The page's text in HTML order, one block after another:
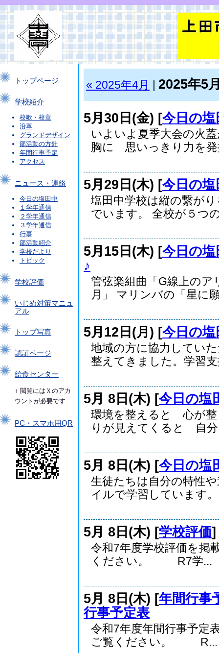
トップページ
学校紹介
校歌・校章
沿革
グランドデザイン
部活動の方針
年間行事予定
アクセス
ニュース・連絡
今日の塩田中
１学年通信
２学年通信
３学年通信
行事
部活動紹介
学校だより
トピック
学校評価
いじめ対策マニュ
アル
トップ写真
認証ページ
給食センター
↑ 閲覧にはＸのアカ
ウントが必要です
PC・スマホ用QR
« 2025年4月 2025年5
5月30日(金) [今日の塩
いよいよ夏季大会の火
胸に 思いっきり力を発
5月29日(木) [今日の塩
塩田中学校は縦の繋が
でいます。 全校が５つ
5月15日(木) [今日の塩
♪
管弦楽組曲「G線上の
月」 マリンバの「星に
5月12日(月) [今日の塩
地域の方に協力してい
整えてきました。学習
5月 8日(木) [今日の塩
環境を整えると 心が
りが見えてくると 自
5月 8日(木) [今日の塩
生徒たちは自分の特性
イルで学習しています
5月 8日(木) [学校評価
令和7年度学校評価を掲
ください。 R7学...
5月 8日(木) [年間行事
行事予定表
令和7年度年間行事予定
ご覧ください。 R...